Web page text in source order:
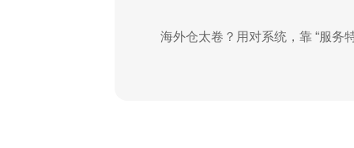
海外仓太卷？用对系统，靠 “服务